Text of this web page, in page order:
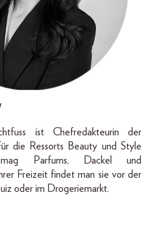
ist Chefredakteurin der
die Ressorts Beauty und Style
Parfums, Dackel und
Freizeit findet man sie vor der
oder im Drogeriemarkt.